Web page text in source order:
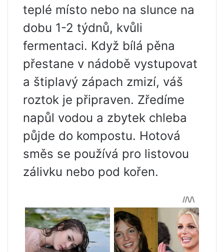
teplé místo nebo na slunce na
dobu 1-2 týdnů, kvůli
fermentaci. Když bílá pěna
přestane v nádobě vystupovat
a štiplavý zápach zmizí, váš
roztok je připraven. Zředíme
napůl vodou a zbytek chleba
půjde do kompostu. Hotová
směs se používá pro listovou
zálivku nebo pod kořen.